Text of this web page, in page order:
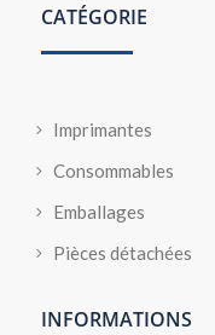
CATÉGORIE
Imprimantes
Consommables
Emballages
Pièces détachées
INFORMATIONS